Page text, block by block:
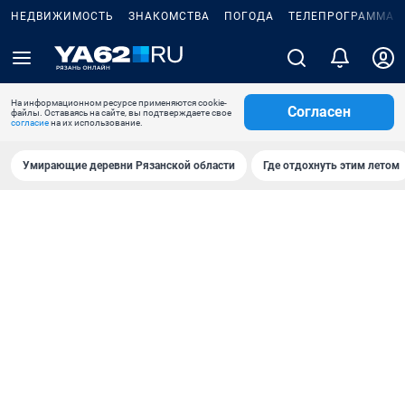
НЕДВИЖИМОСТЬ ЗНАКОМСТВА ПОГОДА ТЕЛЕПРОГРАММА
На информационном ресурсе применяются cookie-
файлы. Оставаясь на сайте, вы подтверждаете свое
согласиена их использование.
Согласен
Умирающие деревни Рязанской области Где отдохнуть этим летом